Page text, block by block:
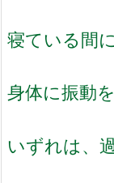
寝ている間
身体に振動
いずれは、